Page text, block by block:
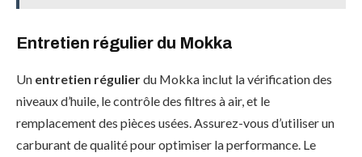
Entretien régulier du Mokka
Un entretien régulierdu Mokka inclut la vérification des
niveaux d’huile, le contrôle des filtres à air, et le
remplacement des pièces usées. Assurez-vous d’utiliser un
carburant de qualité pour optimiser la performance. Le